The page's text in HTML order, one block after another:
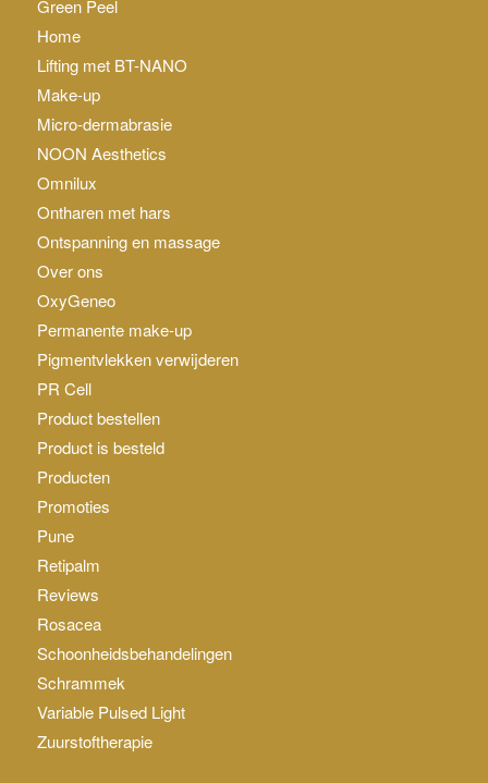
Green Peel
Home
Lifting met BT-NANO
Make-up
Micro-dermabrasie
NOON Aesthetics
Omnilux
Ontharen met hars
Ontspanning en massage
Over ons
OxyGeneo
Permanente make-up
Pigmentvlekken verwijderen
PR Cell
Product bestellen
Product is besteld
Producten
Promoties
Pune
Retipalm
Reviews
Rosacea
Schoonheidsbehandelingen
Schrammek
Variable Pulsed Light
Zuurstoftherapie